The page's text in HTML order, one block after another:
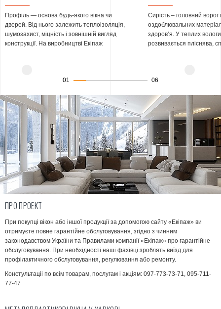
Профіль — основа будь-якого вікна чи
дверей. Від нього залежить теплоізоляція,
шумозахист, міцність і зовнішній вигляд
конструкції. На виробництві Екіпаж
має кілька серій із різними
преміальних.
Усі профільні системи мають необхідні
сертифікати якості. Ми допоможемо
обрати оптимальний профіль під ваше
завдання та бюджет.
конденсату
конструкції
Сирість – головний ворог
оздоблювальних
здоров’я. У теплих
розвивається пліснява,
матеріали, з яких їх дуже
вікнах – не просто
Дуже важливо вчасно
потіють вікна у квартирі і
01 06
ПРО ПРОЕКТ
При покупці вікон або іншої продукції за допомогою сайту «Екіпаж» ви
отримуєте повне гарантійне обслуговування, згідно з чинним
законодавством України та Правилами компанії «Екіпаж» про гарантійне
обслуговування. При необхідності наші фахівці зроблять виїзд для
профілактичного обслуговування, регулювання або ремонту.
Констультаціі по всім товарам, послугам і акціям: 097-773-73-71, 095-711-
77-47